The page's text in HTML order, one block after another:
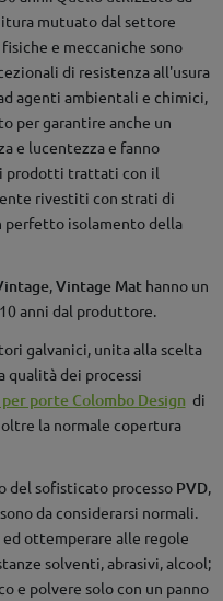
mutuato dal settore
e meccaniche sono
di resistenza all'usura
agenti ambientali e chimici,
per garantire anche un
e lucentezza e fanno
prodotti trattati con il
rivestiti con strati di
perfetto isolamento della
,Vintage Mathanno un
anni dal produttore.
galvanici, unita alla scelta
qualità dei processi
porte Colombo Design di
la normale copertura
del sofisticato processoPVD,
da considerarsi normali.
ottemperare alle regole
solventi, abrasivi, alcool;
e polvere solo con un panno